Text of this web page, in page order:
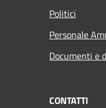
Politici
Personale
Documenti e
CONTATTI